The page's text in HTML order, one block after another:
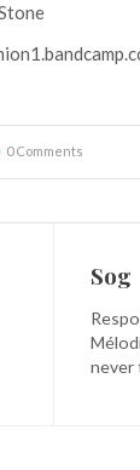
0 Comments
Sog
never